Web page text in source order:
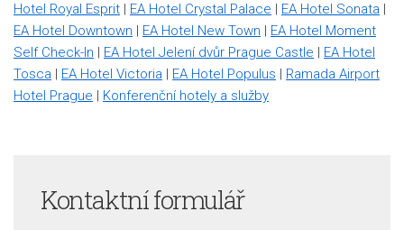
Hotel Royal Esprit | EA Hotel Crystal Palace | EA Hotel Sonata |
EA Hotel Downtown | EA Hotel New Town | EA Hotel Moment
Self Check-In | EA Hotel Jelení dvůr Prague Castle | EA Hotel
Tosca | EA Hotel Victoria | EA Hotel Populus | Ramada Airport
Hotel Prague | Konferenční hotely a služby
Kontaktní formulář